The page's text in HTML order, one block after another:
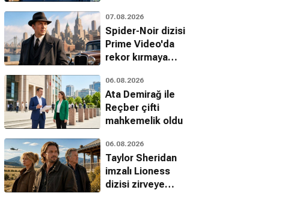
07.08.2026
Spider-Noir dizisi
Prime Video'da
rekor kırmaya
06.08.2026
Ata Demirağ ile
Reçber çifti
mahkemelik oldu
06.08.2026
Taylor Sheridan
imzalı Lioness
dizisi zirveye